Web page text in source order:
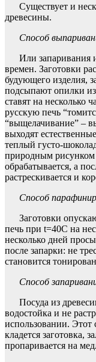
Существует и
древесины.
Способ
Или запаривания
времен. Заготовки
будующего изделия,
подсыпают опилки из
ставят на
русскую печь
“выщелачивание” –
выходят
теплый густо-
природным рисунком
обрабатывается, а
растрескивается и
Способ
Заготовки
печь при t=40C на
несколько дней
после запарки: не
становится
Способ
Посуда из
водостойка и не
использовании. Этот
кладется заготовка,
пропаривается на